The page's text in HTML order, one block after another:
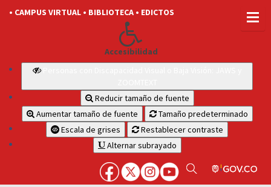
• CAMPUS VIRTUAL • BIBLIOTECA • EDICTOS
Accesibilidad
Reducir tamaño de fuente
Aumentar tamaño de fuente
Tamaño predeterminado
Escala de grises
Restablecer contraste
Alternar subrayado